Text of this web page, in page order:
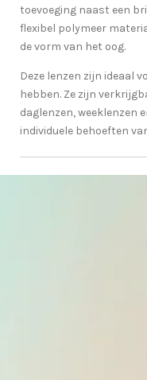
toevoeging naast een
flexibel polymeer
de vorm van het oog.
Deze lenzen zijn ideaal
hebben. Ze zijn
daglenzen, weeklenzen
individuele behoeften